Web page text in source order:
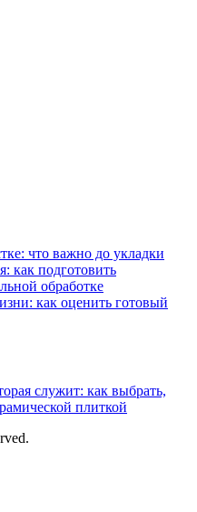
что важно до укладки
как подготовить
обработке
как оценить готовый
служит: как выбрать,
плиткой